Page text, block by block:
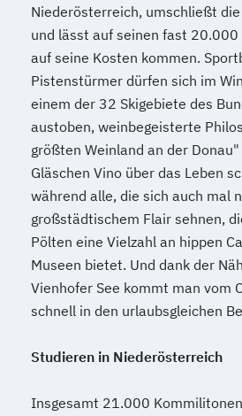
Niederösterreich, umschließt
und lässt auf seinen fast 20.000
auf seine Kosten kommen.
Pistenstürmer dürfen sich im
einem der 32 Skigebiete des
austoben, weinbegeisterte
größten Weinland an der
Gläschen Vino über das Leben
während alle, die sich auch mal
großstädtischem Flair sehnen,
Pölten eine Vielzahl an hippen
Museen bietet. Und dank der
Vienhofer See kommt man vom
schnell in den urlaubsgleichen
Studieren in Niederösterreich
Insgesamt 21.000